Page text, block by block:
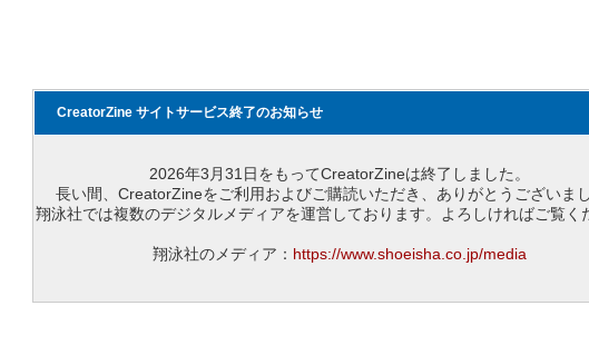
CreatorZine サイトサービス終了のお知らせ
2026年3月31日をもってCreatorZineは終了しました。
長い間、CreatorZineをご利用およびご購読いただき、ありがとうございまし
翔泳社では複数のデジタルメディアを運営しております。よろしければご覧く
翔泳社のメディア： https://www.shoeisha.co.jp/media